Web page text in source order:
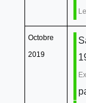
Octobre
2019